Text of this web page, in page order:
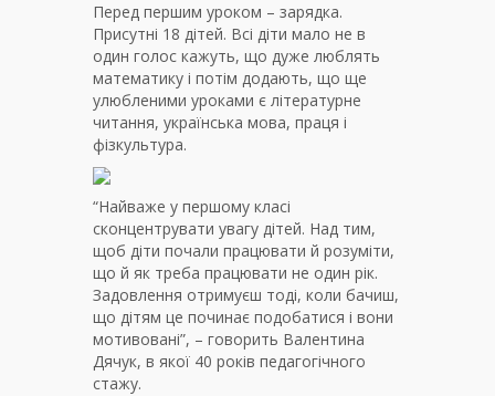
Перед першим уроком – зарядка.
Присутні 18 дітей. Всі діти мало не в
один голос кажуть, що дуже люблять
математику і потім додають, що ще
улюбленими уроками є літературне
читання, українська мова, праця і
фізкультура.
“Найваже у першому класі
сконцентрувати увагу дітей. Над тим,
щоб діти почали працювати й розуміти,
що й як треба працювати не один рік.
Задовлення отримуєш тоді, коли бачиш,
що дітям це починає подобатися і вони
мотивовані”, – говорить Валентина
Дячук, в якої 40 років педагогічного
стажу.